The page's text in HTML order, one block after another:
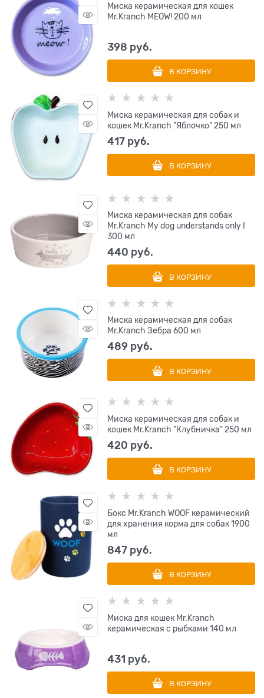
Миска керамическая для кошек
Mr.Kranch MEOW! 200 мл
398 руб.
В КОРЗИНУ
Миска керамическая для собак и
кошек Mr.Kranch "Яблочко" 250 мл
417 руб.
В КОРЗИНУ
Миска керамическая для собак
Mr.Kranch My dog understands only I
300 мл
440 руб.
В КОРЗИНУ
Миска керамическая для собак
Mr.Kranch Зебра 600 мл
489 руб.
В КОРЗИНУ
Миска керамическая для собак и
кошек Mr.Kranch "Клубничка" 250 мл
420 руб.
В КОРЗИНУ
Бокс Mr.Kranch WOOF керамический
для хранения корма для собак 1900
мл
847 руб.
В КОРЗИНУ
Миска для кошек Mr.Kranch
керамическая с рыбками 140 мл
431 руб.
В КОРЗИНУ